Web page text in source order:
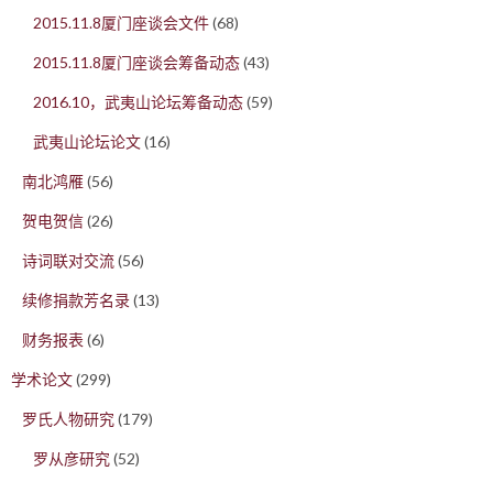
2015.11.8厦门座谈会文件(68)
2015.11.8厦门座谈会筹备动态(43)
2016.10，武夷山论坛筹备动态(59)
武夷山论坛论文(16)
南北鸿雁(56)
贺电贺信(26)
诗词联对交流(56)
续修捐款芳名录(13)
财务报表 (6)
学术论文(299)
罗氏人物研究(179)
罗从彦研究(52)